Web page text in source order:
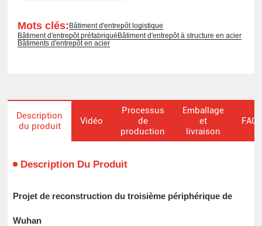
Mots clés: Bâtiment d'entrepôt logistique
Bâtiment d'entrepôt préfabriqué Bâtiment d'entrepôt à structure en acier
Bâtiments d'entrepôt en acier
Description
du produit
Vidéo
Processus
de
production
Emballage
et
livraison
FAQ
Description Du Produit
Projet de reconstruction du troisième périphérique de
Wuhan